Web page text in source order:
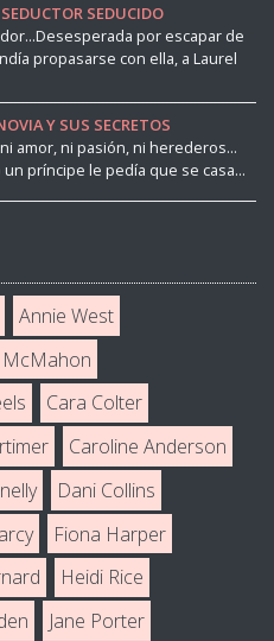
SEDUCIDO
por escapar de
propasarse con ella, a Laurel
Y SUS SECRETOS
amor, ni pasión, ni herederos...
príncipe le pedía que se casa...
Annie West
Cara Colter
Caroline Anderson
Dani Collins
Fiona Harper
Heidi Rice
Jane Porter